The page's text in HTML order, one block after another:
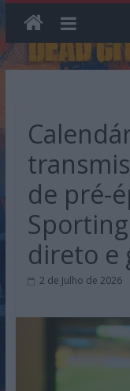
de pré-
direto e
2 de Julho de 2026